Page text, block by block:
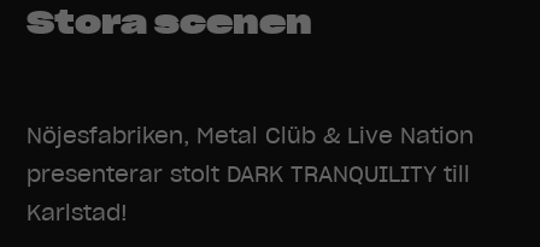
Stora scenen
Nöjesfabriken, Metal Clüb & Live Nation
presenterar stolt DARK TRANQUILITY till
Karlstad!